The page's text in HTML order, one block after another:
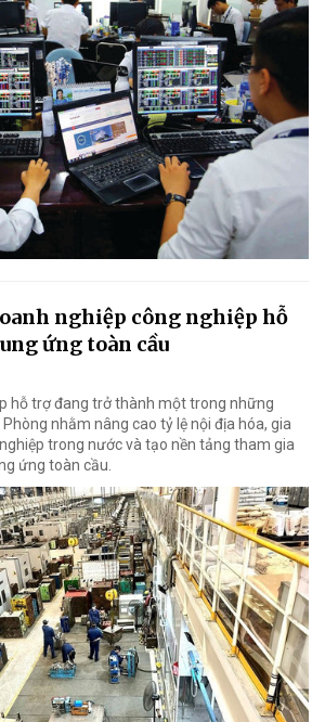
nghiệp công nghiệp hỗ
ứng toàn cầu
hỗ trợ đang trở thành một trong những
nhằm nâng cao tỷ lệ nội địa hóa, gia
trong nước và tạo nền tảng tham gia
ứng toàn cầu.